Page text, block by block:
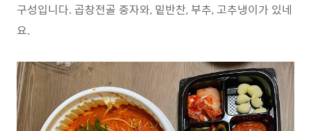
구성입니다. 곱창전골 중자와, 밑반찬, 부추, 고추냉이가 있네
요.